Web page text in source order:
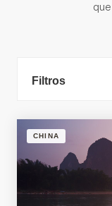
Filtros
CHINA